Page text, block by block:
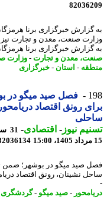
خبرگزاری برنا
صنعت، معدن و تجارت نیز در
خبرگزاری برنا
معدن و تجارت- وزارت
-استان-خبرگزاری
فصل صید میگو در
رونق اقتصاد دریامحور
نیوز-اقتصادی-
31
82036134
صید میگو در بوشهر؛ ضمن
نشینان، رونق اقتصاد
-صید میگو-گردشگری-